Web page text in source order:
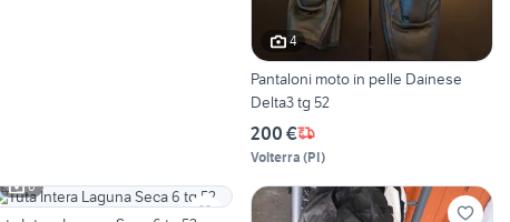
4
Pantaloni moto in pelle Dainese
Delta3 tg 52
200 €
Volterra (PI)
6